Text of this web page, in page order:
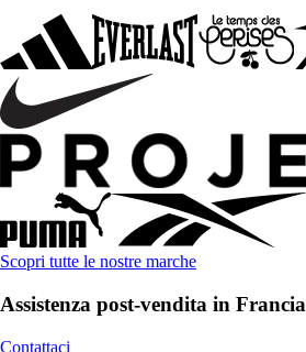
Scopri tutte le nostre marche
Assistenza post-vendita in Francia
Contattaci